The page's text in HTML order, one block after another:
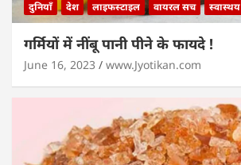
दुनियाँ देश लाइफस्टाइल वायरल सच स्वास्थय
गर्मियों में नींबू पानी पीने के फायदे !
June 16, 2023 www.Jyotikan.com